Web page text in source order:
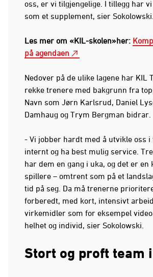
oss, er vi tilgjengelige. I tillegg har
som et supplement, sier Sokolowski.
Les mer om «KIL-skolen»her:
på agendaen
Nedover på de ulike lagene har KIL
rekke trenere med bakgrunn fra
Navn som Jørn Karlsrud, Daniel
Damhaug og Trym Bergman bidrar.
- Vi jobber hardt med å utvikle oss i
internt og ha best mulig service.
har dem en gang i uka, og det er en
spillere – omtrent som på et
tid på seg. Da må trenerne
forberedt, med kort, intensivt
virkemidler som for eksempel
helhet og individ, sier Sokolowski.
Stort og proft team